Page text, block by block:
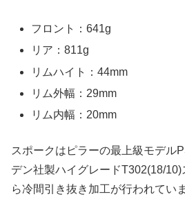
フロント：641g
リア：811g
リムハイト：44mm
リム外幅：29mm
リム内幅：20mm
スポークはピラーの最上級モデル
デン社製ハイグレードT302(18/
ら冷間引き抜き加工が行われてい